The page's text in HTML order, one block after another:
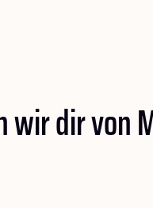
wir dir von